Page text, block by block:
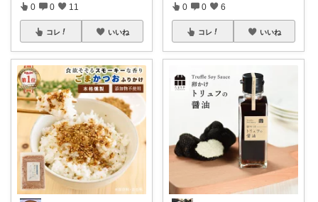
0 0 11
コレ いいね
0 0 6
コレ いいね